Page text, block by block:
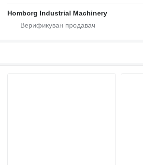
Homborg Industrial Machinery